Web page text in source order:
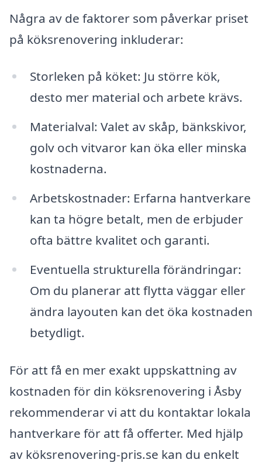
Några av de faktorer som påverkar priset
på köksrenovering inkluderar:
Storleken på köket: Ju större kök,
desto mer material och arbete krävs.
Materialval: Valet av skåp, bänkskivor,
golv och vitvaror kan öka eller minska
kostnaderna.
Arbetskostnader: Erfarna hantverkare
kan ta högre betalt, men de erbjuder
ofta bättre kvalitet och garanti.
Eventuella strukturella förändringar:
Om du planerar att flytta väggar eller
ändra layouten kan det öka kostnaden
betydligt.
För att få en mer exakt uppskattning av
kostnaden för din köksrenovering i Åsby
rekommenderar vi att du kontaktar lokala
hantverkare för att få offerter. Med hjälp
av köksrenovering-pris.se kan du enkelt